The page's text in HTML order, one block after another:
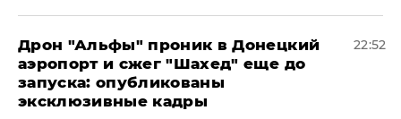
Дрон "Альфы" проник в Донецкий
аэропорт и сжег "Шахед" еще до
запуска: опубликованы
эксклюзивные кадры
22:52